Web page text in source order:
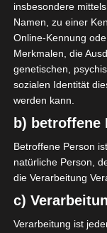
Avenir
D
insbesondere
Namen, zu einer
Online-Kennung
Merkmalen, die
genetischen,
sozialen Identität
werden kann.
b) betroffene
Betroffene Person
natürliche Person,
die Verarbeitung
c)
Verarbeitung ist